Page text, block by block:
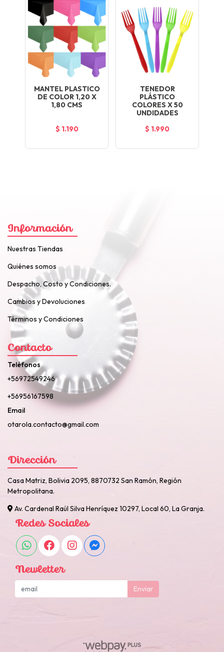
MANTEL PLASTICO
DE COLOR 1,20 X
1,80 CMS
$ 1.190
TENEDOR
PLÁSTICO
COLORES X 50
UNDIDADES
$ 1.990
Información
Nuestras Tiendas
Quiénes somos
Despacho, Costo y Condiciones.
Cambios y Devoluciones
Términos y Condiciones
Contacto
Teléfonos
+56972549246
+56956167598
Email
otarola.contacto@gmail.com
Dirección
Casa Matriz, Bolivia 2095, 8870732 San Ramón, Región
Metropolitana.
Av. Cardenal Raúl Silva Henríquez 10297, Local 60, La Granja.
Redes Sociales
Newletter
Enviar